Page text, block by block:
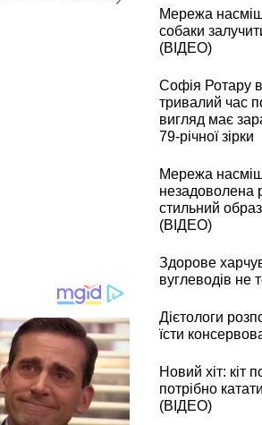
Мережа
собаки
(ВІДЕО)
Софія Ротару
тривалий час
вигляд має
79-річної зірки
Мережа
незадоволена
стильний
(ВІДЕО)
Здорове
вуглеводів не
Дієтологи
їсти
Новий хіт: кіт
потрібно
(ВІДЕО)